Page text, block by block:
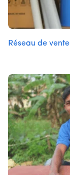
Réseau de vente